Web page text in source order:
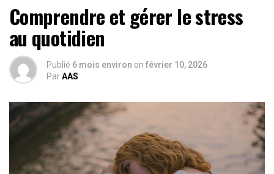
Comprendre et gérer le stress
au quotidien
Publié 6 mois environ on février 10, 2026
ParAAS